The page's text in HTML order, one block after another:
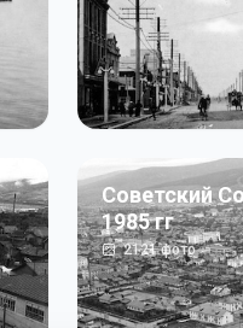
Советский
1985 гг
2121фото